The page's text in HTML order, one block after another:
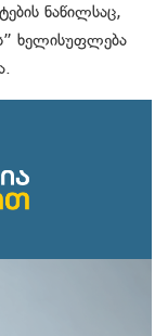
ნაწილსაც,
ხელისუფლება